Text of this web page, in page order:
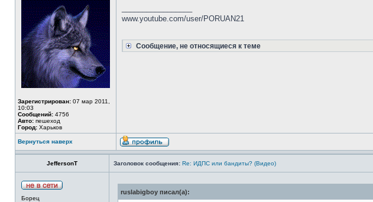
Зарегистрирован: 07 мар 2011,
10:03
Сообщений: 4756
Авто: пешеход
Город: Харьков
www.youtube.com/user/PORUAN21
Сообщение, не относящиеся к теме
Вернуться наверх
JeffersonT Заголовок сообщения: Re: ИДПС или бандиты? (Видео)
Борец
ruslabigboy писал(а):